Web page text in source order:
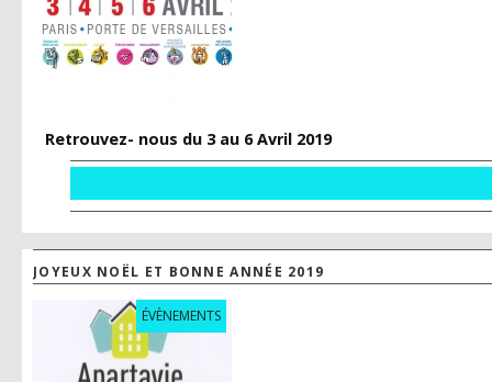
Retrouvez- nous du 3 au 6 Avril 2019
JOYEUX NOËL ET BONNE ANNÉE 2019
ÉVÈNEMENTS